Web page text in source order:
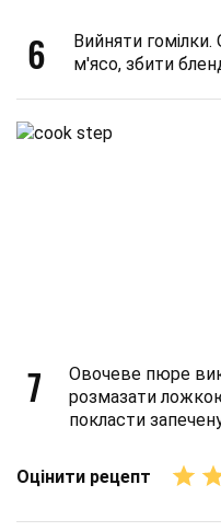
6
Вийняти гомілки.
м'ясо, збити
7
Овочеве пюре
розмазати
покласти
Оцінити рецепт